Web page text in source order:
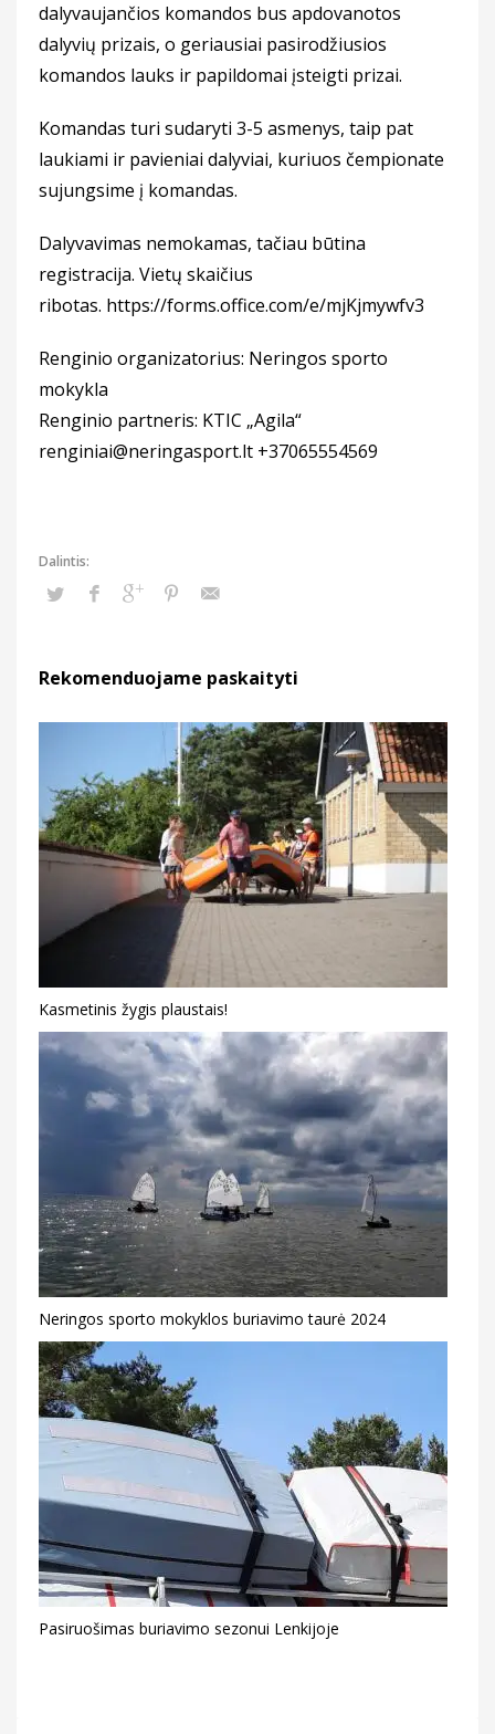
dalyvaujančios komandos bus apdovanotos
dalyvių prizais, o geriausiai pasirodžiusios
komandos lauks ir papildomai įsteigti prizai.
Komandas turi sudaryti 3-5 asmenys, taip pat
laukiami ir pavieniai dalyviai, kuriuos čempionate
sujungsime į komandas.
Dalyvavimas nemokamas, tačiau būtina
registracija. Vietų skaičius
ribotas. https://forms.office.com/e/mjKjmywfv3
Renginio organizatorius: Neringos sporto
mokykla
Renginio partneris: KTIC „Agila“
renginiai@neringasport.lt +37065554569
Rekomenduojame paskaityti
Kasmetinis žygis plaustais!
Neringos sporto mokyklos buriavimo taurė 2024
Pasiruošimas buriavimo sezonui Lenkijoje